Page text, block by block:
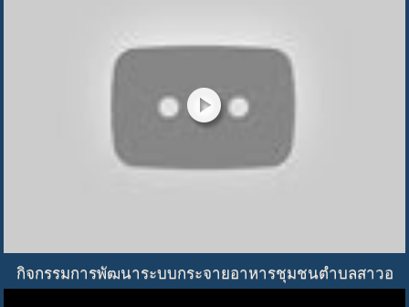
play_circle
กิจกรรมการพัฒนาระบบกระจายอาหารชุมชนตำบลสาวอ